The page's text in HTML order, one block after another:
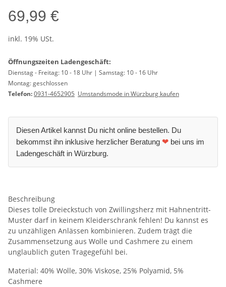
69,99 €
inkl. 19% USt.
Öffnungszeiten Ladengeschäft:
Dienstag - Freitag: 10 - 18 Uhr | Samstag: 10 - 16 Uhr
Montag: geschlossen
Telefon:0931-4652905 Umstandsmode in Würzburg kaufen
Diesen Artikel kannst Du nicht online bestellen. Du
bekommst ihn inklusive herzlicher Beratung ❤ bei uns im
Ladengeschäft in Würzburg.
Beschreibung
Dieses tolle Dreieckstuch von Zwillingsherz mit Hahnentritt-
Muster darf in keinem Kleiderschrank fehlen! Du kannst es
zu unzähligen Anlässen kombinieren. Zudem trägt die
Zusammensetzung aus Wolle und Cashmere zu einem
unglaublich guten Tragegefühl bei.
Material: 40% Wolle, 30% Viskose, 25% Polyamid, 5%
Cashmere